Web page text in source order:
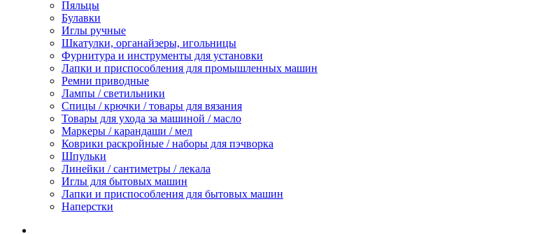
Пяльцы
Булавки
Иглы ручные
Шкатулки, органайзеры, игольницы
Фурнитура и инструменты для установки
Лапки и приспособления для промышленных машин
Ремни приводные
Лампы / светильники
Спицы / крючки / товары для вязания
Товары для ухода за машиной / масло
Маркеры / карандаши / мел
Коврики раскройные / наборы для пэчворка
Шпульки
Линейки / сантиметры / лекала
Иглы для бытовых машин
Лапки и приспособления для бытовых машин
Наперстки